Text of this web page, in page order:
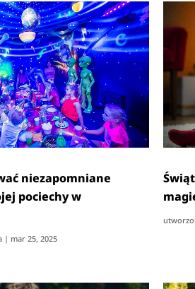
niezapomniane
pociechy w
| mar 25, 2025